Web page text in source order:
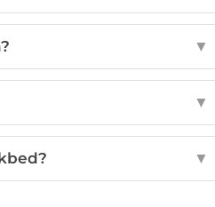
▼
▼
▼